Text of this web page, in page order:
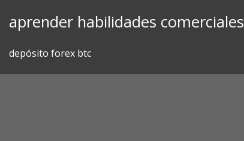
aprender habilidades comerciales
depósito forex btc